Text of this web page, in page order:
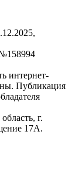
интернет-
Публикация
г.
17А.